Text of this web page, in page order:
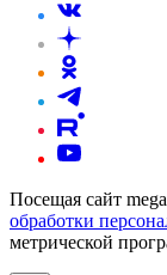
Посещая сайт
обработки
метрической